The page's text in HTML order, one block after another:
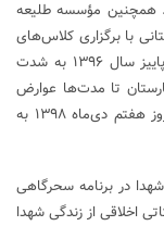
همچنین مؤسسه طلیعه
با برگزاری کلاس‌های
علمی، فرهنگی و آموزشی تأسیس کرد. ابوزینب در پاییز سال ۱۳۹۶ به شدت
تا مدت‌ها عوارض
ناشی از جراحت در سوریه را تحمل کرد تا اینکه در روز هفتم دی‌ماه ۱۳۹۸ به
در برنامه سحرگاهی
اخلاقی از زندگی شهدا